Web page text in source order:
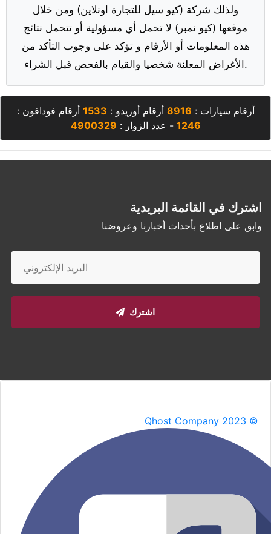
ولذلك شركة (كيو سيل للتجارة اونلاين) ومن خلال
موقعها (كيو نمبر) لا تحمل أي مسؤولية أو تتحمل نتائج
هذه المعلومات أو الأرقام و تؤكد على وجوب التأكد من
الأغراض المعلنة شخصيا والقيام بالفحص قبل الشراء.
أرقام سيارات : 8916 أرقام أوريدو : 1533 أرقام فودافون :
1246 - عدد الزوار : 4900329
اشترك في القائمة البريدية
وابق على اطلاع بأحداث أخبارنا وعروضنا
اشترك
Qhost Company 2023 ©